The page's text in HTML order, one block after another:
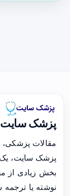
پزشک سایت
مقالات
پزشک سایت،
بخش زیادی از
نوشته یا